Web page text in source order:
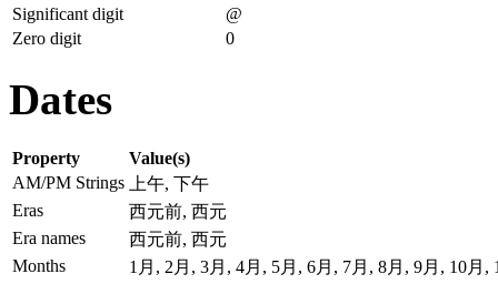
Significant digit
@
Zero digit
0
Dates
Property
Value(s)
AM/PM Strings 上午, 下午
Eras
西元前, 西元
Era names
西元前, 西元
Months
1月, 2月, 3月, 4月, 5月, 6月, 7月, 8月, 9月, 10月,